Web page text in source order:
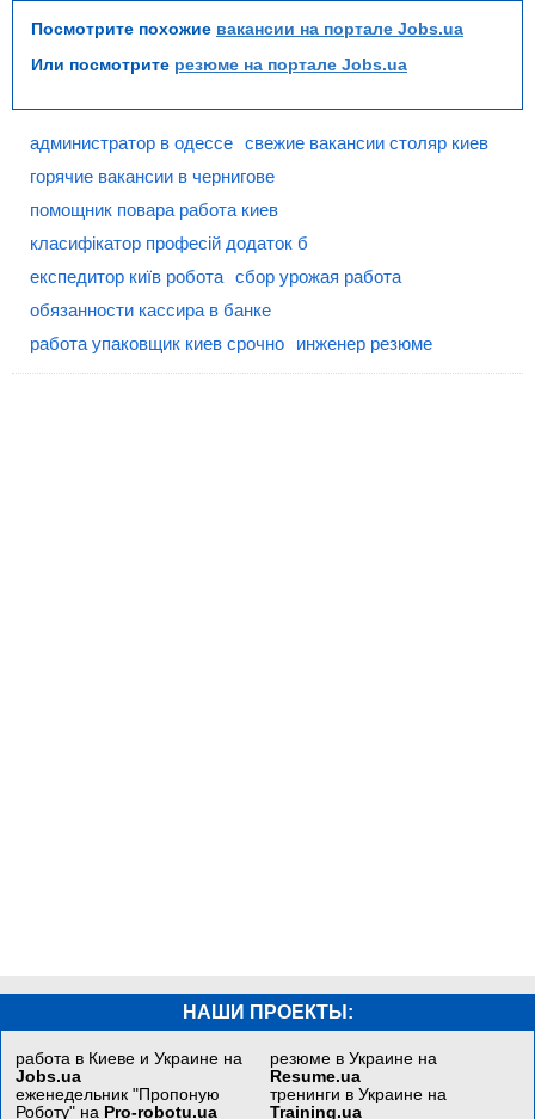
Посмотрите похожие вакансии на портале Jobs.ua
Или посмотрите резюме на портале Jobs.ua
администратор в одессе свежие вакансии столяр киев
горячие вакансии в чернигове
помощник повара работа киев
класифікатор професій додаток б
експедитор київ робота сбор урожая работа
обязанности кассира в банке
работа упаковщик киев срочно
инженер резюме
НАШИ ПРОЕКТЫ:
работа в Киеве и Украине на
Jobs.ua
еженедельник "Пропоную
Роботу" на Pro-robotu.ua
резюме в Украине на
Resume.ua
тренинги в Украине на
Training.ua